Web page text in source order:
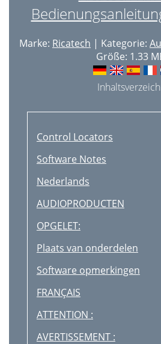
Marke: Ricatech | Kategorie:
Größe: 1.33
Control Locators
Software Notes
Nederlands
AUDIOPRODUCTEN
OPGELET:
Plaats van onderdelen
Software opmerkingen
FRANÇAIS
ATTENTION :
AVERTISSEMENT :